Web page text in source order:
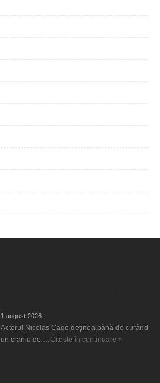
1 august 2026
Actorul Nicolas Cage deţinea până de curând
un craniu de …Citește în continuare »